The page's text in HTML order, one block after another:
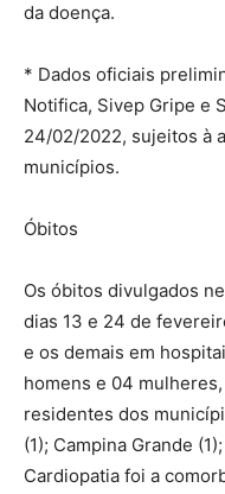
da doença.
* Dados oficiais
Notifica, Sivep Gripe e
24/02/2022, sujeitos à
municípios.
Óbitos
Os óbitos divulgados
dias 13 e 24 de
e os demais em
homens e 04
residentes dos
(1); Campina Grande
Cardiopatia foi a